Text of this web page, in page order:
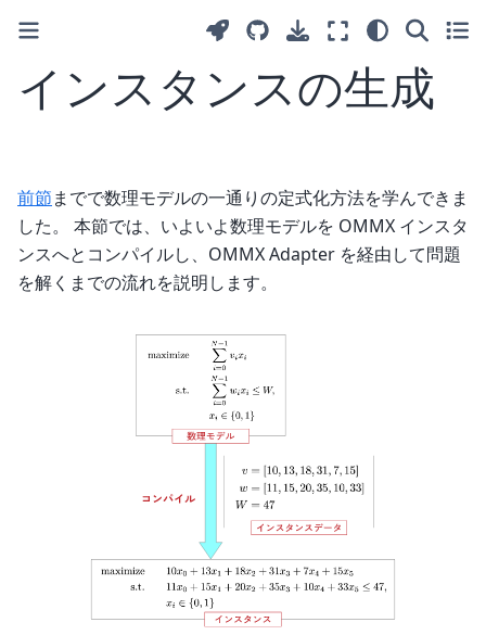
インスタンスの生成
前節までで数理モデルの一通りの定式化方法を学んできま
した。 本節では、いよいよ数理モデルを OMMX インスタ
ンスへとコンパイルし、OMMX Adapter を経由して問題
を解くまでの流れを説明します。